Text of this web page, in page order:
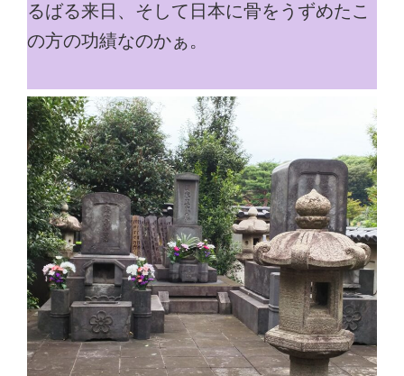
るばる来日、そして日本に骨をうずめたこ
の方の功績なのかぁ。